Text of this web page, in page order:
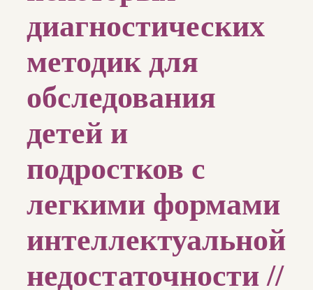
диагностических
методик для
обследования
детей и
подростков с
легкими формами
интеллектуальной
недостаточности //